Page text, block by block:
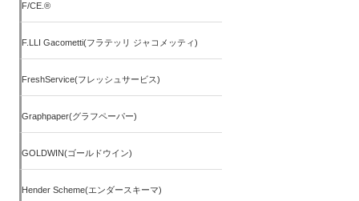
F/CE.®
F.LLI Gacometti(フラテッリ ジャコメッティ)
FreshService(フレッシュサービス)
Graphpaper(グラフペーパー)
GOLDWIN(ゴールドウイン)
Hender Scheme(エンダースキーマ)